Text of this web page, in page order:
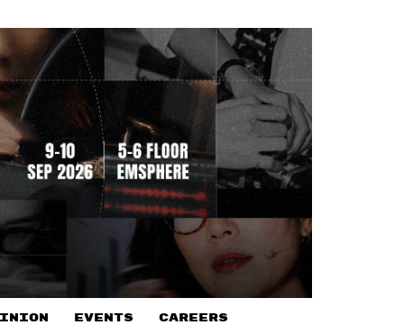
EVENTS CAREERS